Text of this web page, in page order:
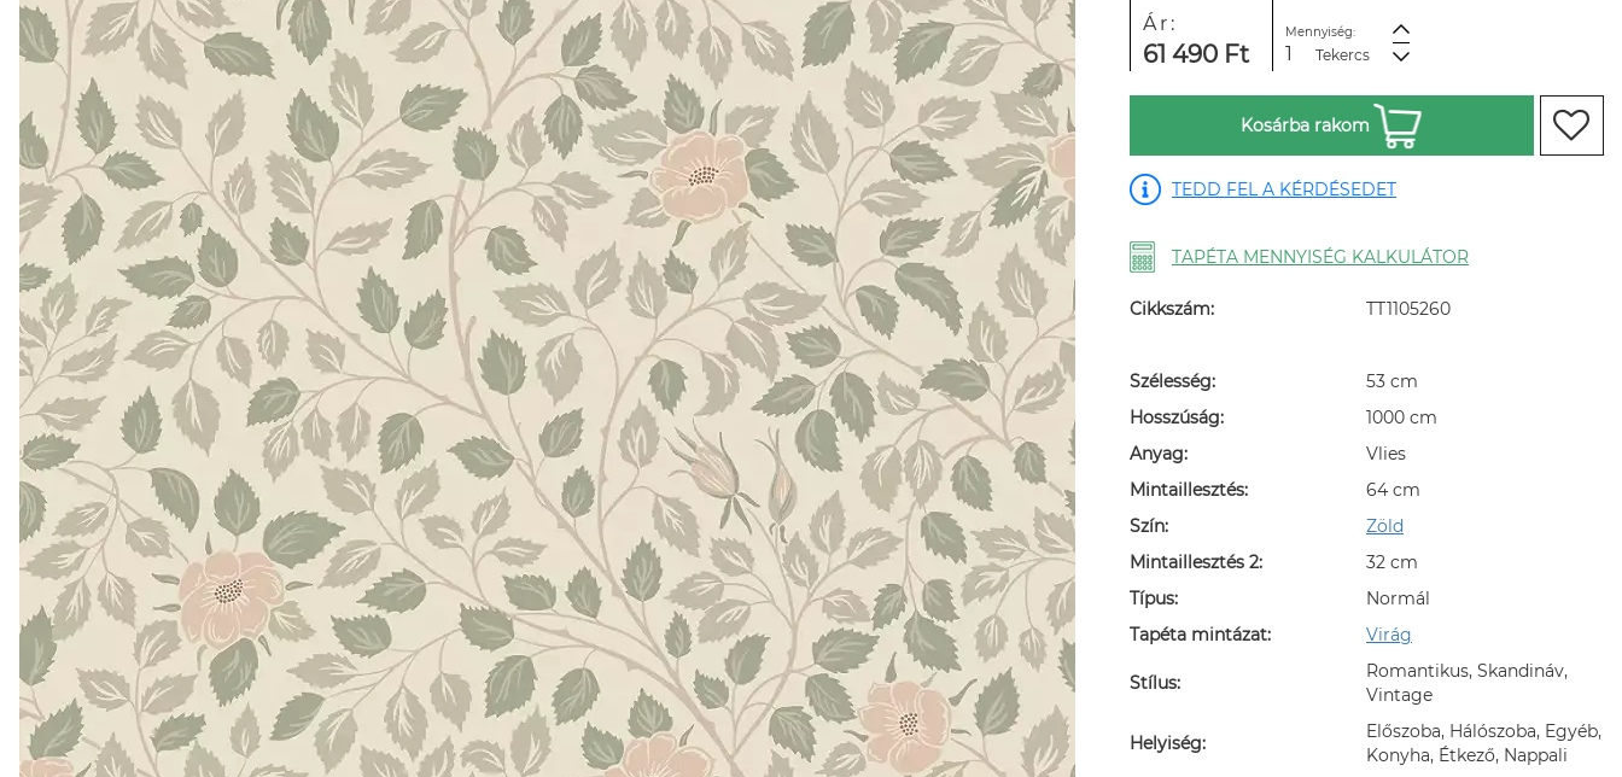
Ár:
61 490 Ft
Mennyiség:
Tekercs
Kosárba rakom
TEDD FEL A KÉRDÉSEDET
TAPÉTA MENNYISÉG KALKULÁTOR
Cikkszám: TT1105260
Szélesség:
53 cm
Hosszúság:
1000 cm
Anyag:
Vlies
Mintaillesztés:
64 cm
Szín:
Zöld
Mintaillesztés 2:
32 cm
Típus:
Normál
Tapéta mintázat:
Virág
Stílus:
Romantikus, Skandináv,
Vintage
Helyiség:
Előszoba, Hálószoba, Egyéb,
Konyha, Étkező, Nappali